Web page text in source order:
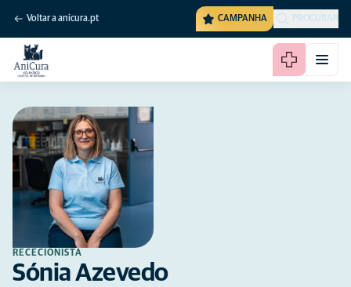
Voltar a anicura.pt CAMPANHA PROCURAR
RECECIONISTA
Sónia Azevedo